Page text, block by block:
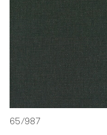
65/987